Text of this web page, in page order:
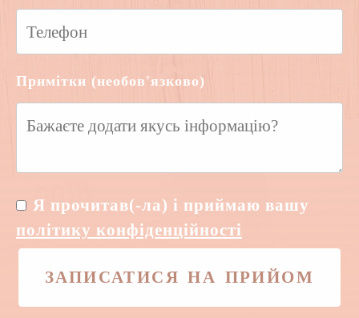
Примітки (необов'язково)
Я прочитав(-ла) і приймаю вашу
політику конфіденційності
ЗАПИСАТИСЯ НА ПРИЙОМ